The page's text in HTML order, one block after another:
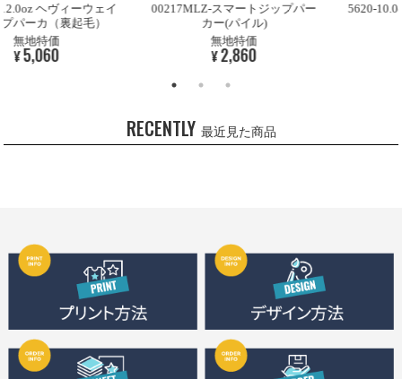
ヘヴィーウェイ
カ（裏起毛）
特価
00217MLZ-スマートジップパー
カー(パイル)
無地特価
2,860
5620-10.0ozホ
RECENTLY 最近見た商品